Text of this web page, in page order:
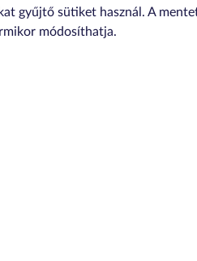
gyűjtő sütiket használ. A
módosíthatja.